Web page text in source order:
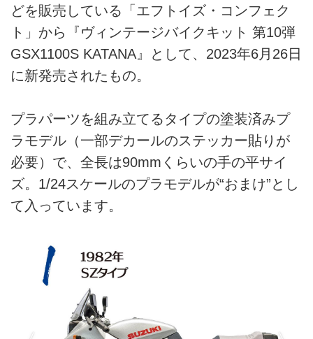
どを販売している「エフトイズ・コンフェク
ト」から『ヴィンテージバイクキット 第10弾
GSX1100S KATANA』として、2023年6月26日
に新発売されたもの。
プラパーツを組み立てるタイプの塗装済みプ
ラモデル（一部デカールのステッカー貼りが
必要）で、全長は90mmくらいの手の平サイ
ズ。1/24スケールのプラモデルが“おまけ”とし
て入っています。